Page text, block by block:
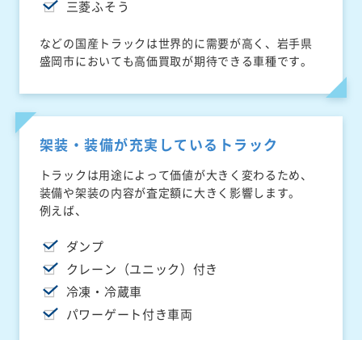
三菱ふそう
などの国産トラックは世界的に需要が高く、岩手県
盛岡市においても高価買取が期待できる車種です。
架装・装備が充実しているトラック
トラックは用途によって価値が大きく変わるため、
装備や架装の内容が査定額に大きく影響します。
例えば、
ダンプ
クレーン（ユニック）付き
冷凍・冷蔵車
パワーゲート付き車両